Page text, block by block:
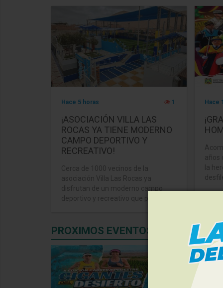
Hace 5 horas 1
¡ASOCIACIÓN VILLA LAS
ROCAS YA TIENE MODERNO
CAMPO DEPORTIVO Y
RECREATIVO!
disfrutan de un moderno campo
Hace
PROXIMOS EVENTOS